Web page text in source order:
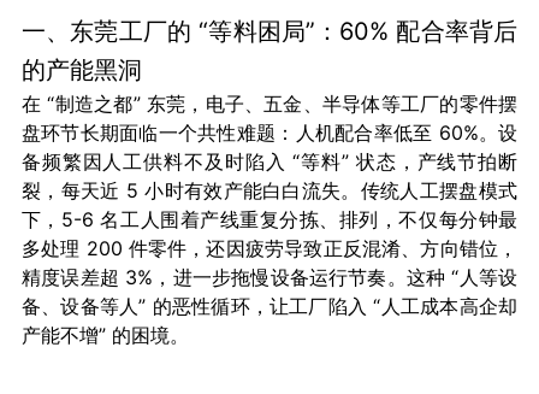
一、东莞工厂的 “等料困局”：60% 配合率背后
的产能黑洞
在 “制造之都” 东莞，电子、五金、半导体等工厂的零件摆
盘环节长期面临一个共性难题：人机配合率低至 60%。设
备频繁因人工供料不及时陷入 “等料” 状态，产线节拍断
裂，每天近 5 小时有效产能白白流失。传统人工摆盘模式
下，5-6 名工人围着产线重复分拣、排列，不仅每分钟最
多处理 200 件零件，还因疲劳导致正反混淆、方向错位，
精度误差超 3%，进一步拖慢设备运行节奏。这种 “人等设
备、设备等人” 的恶性循环，让工厂陷入 “人工成本高企却
产能不增” 的困境。